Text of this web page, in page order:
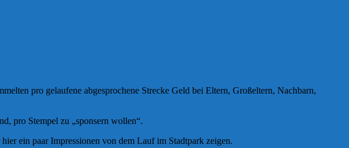
pro gelaufene abgesprochene Strecke Geld bei Eltern, Großeltern, Nachbarn,
pro Stempel zu „sponsern wollen“.
ein paar Impressionen von dem Lauf im Stadtpark zeigen.